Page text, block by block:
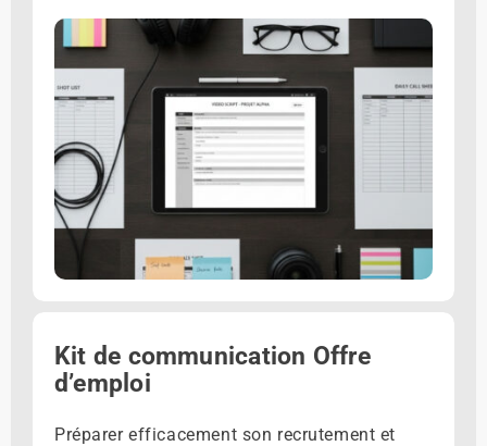
Kit de communication Offre
d’emploi
Préparer efficacement son recrutement et